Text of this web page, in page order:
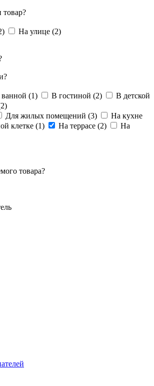
товар?
) На улице (2)
(1) В гостиной (2)
В детской
2)
Для жилых помещений (3)
На кухне
клетке (1) На террасе (2)
На
товара?